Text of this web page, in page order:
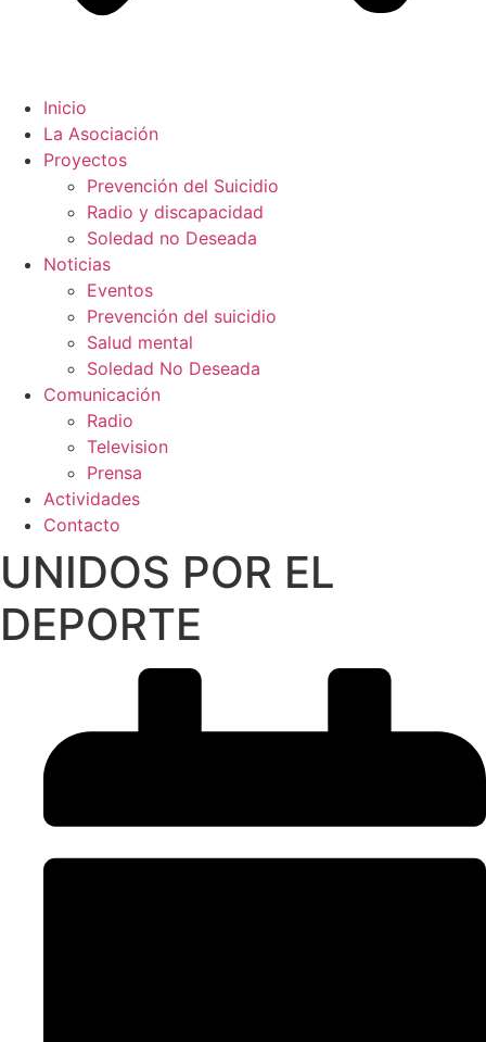
Inicio
La Asociación
Proyectos
Prevención del Suicidio
Radio y discapacidad
Soledad no Deseada
Noticias
Eventos
Prevención del suicidio
Salud mental
Soledad No Deseada
Comunicación
Radio
Television
Prensa
Actividades
Contacto
UNIDOS POR EL
DEPORTE